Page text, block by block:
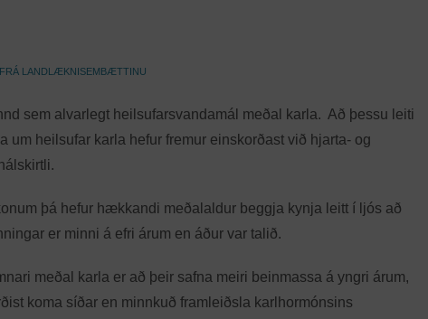
LANDLÆKNISEMBÆTTINU
sem alvarlegt heilsufarsvandamál meðal karla. Að þessu leiti
heilsufar karla hefur fremur einskorðast við hjarta- og
þá hefur hækkandi meðalaldur beggja kynja leitt í ljós að
er minni á efri árum en áður var talið.
meðal karla er að þeir safna meiri beinmassa á yngri árum,
koma síðar en minnkuð framleiðsla karlhormónsins